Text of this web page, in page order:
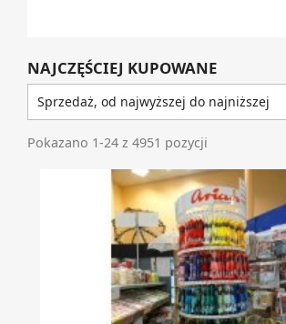
NAJCZĘŚCIEJ KUPOWANE
Sprzedaż, od najwyższej do najniższej
Pokazano 1-24 z 4951 pozycji